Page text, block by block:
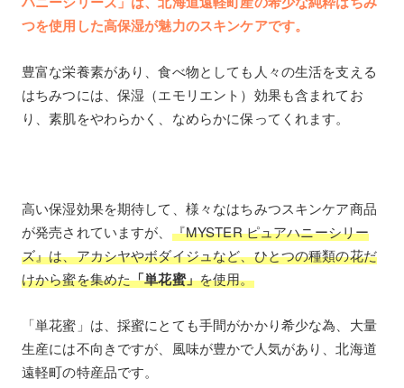
つを使用した高保湿が魅力のスキンケアです。
豊富な栄養素があり、食べ物としても人々の生活を支える
はちみつには、保湿（エモリエント）効果も含まれてお
り、素肌をやわらかく、なめらかに保ってくれます。
高い保湿効果を期待して、様々なはちみつスキンケア商品
が発売されていますが、 『MYSTER ピュアハニーシリー
ズ』は、アカシヤやボダイジュなど、ひとつの種類の花だ
けから蜜を集めた「単花蜜」を使用。
「単花蜜」は、採蜜にとても手間がかかり希少な為、大量
生産には不向きですが、風味が豊かで人気があり、北海道
遠軽町の特産品です。